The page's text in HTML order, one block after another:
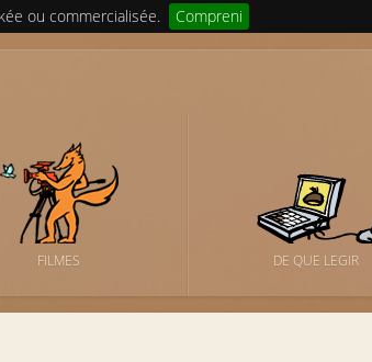
ou commercialisée. Compreni
FILMES DE QUE LEGIR